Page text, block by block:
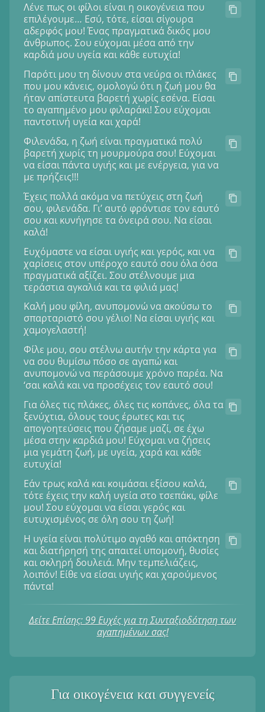
Λένε πως οι φίλοι είναι η οικογένεια που
επιλέγουμε… Εσύ, τότε, είσαι σίγουρα
αδερφός μου! Ένας πραγματικά δικός μου
άνθρωπος. Σου εύχομαι μέσα από την
καρδιά μου υγεία και κάθε ευτυχία!
Παρότι μου τη δίνουν στα νεύρα οι πλάκες
που μου κάνεις, ομολογώ ότι η ζωή μου θα
ήταν απίστευτα βαρετή χωρίς εσένα. Είσαι
το αγαπημένο μου φιλαράκι! Σου εύχομαι
παντοτινή υγεία και χαρά!
Φιλενάδα, η ζωή είναι πραγματικά πολύ
βαρετή χωρίς τη μουρμούρα σου! Εύχομαι
να είσαι πάντα υγιής και με ενέργεια, για να
με πρήζεις!!!
Έχεις πολλά ακόμα να πετύχεις στη ζωή
σου, φιλενάδα. Γι’ αυτό φρόντισε τον εαυτό
σου και κυνήγησε τα όνειρά σου. Να είσαι
καλά!
Ευχόμαστε να είσαι υγιής και γερός, και να
χαρίσεις στον υπέροχο εαυτό σου όλα όσα
πραγματικά αξίζει. Σου στέλνουμε μια
τεράστια αγκαλιά και τα φιλιά μας!
Καλή μου φίλη, ανυπομονώ να ακούσω το
σπαρταριστό σου γέλιο! Να είσαι υγιής και
χαμογελαστή!
Φίλε μου, σου στέλνω αυτήν την κάρτα για
να σου θυμίσω πόσο σε αγαπώ και
ανυπομονώ να περάσουμε χρόνο παρέα. Να
‘σαι καλά και να προσέχεις τον εαυτό σου!
Για όλες τις πλάκες, όλες τις κοπάνες, όλα τα
ξενύχτια, όλους τους έρωτες και τις
απογοητεύσεις που ζήσαμε μαζί, σε έχω
μέσα στην καρδιά μου! Εύχομαι να ζήσεις
μια γεμάτη ζωή, με υγεία, χαρά και κάθε
ευτυχία!
Εάν τρως καλά και κοιμάσαι εξίσου καλά,
τότε έχεις την καλή υγεία στο τσεπάκι, φίλε
μου! Σου εύχομαι να είσαι γερός και
ευτυχισμένος σε όλη σου τη ζωή!
Η υγεία είναι πολύτιμο αγαθό και απόκτηση
και διατήρησή της απαιτεί υπομονή, θυσίες
και σκληρή δουλειά. Μην τεμπελιάζεις,
λοιπόν! Είθε να είσαι υγιής και χαρούμενος
πάντα!
Δείτε Επίσης: 99 Ευχές για τη Συνταξιοδότηση των
αγαπημένων σας!
Για οικογένεια και συγγενείς